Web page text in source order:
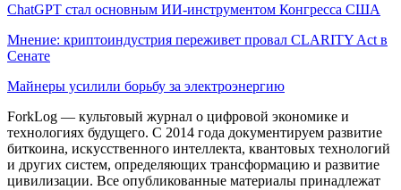
ChatGPT стал основным ИИ-инструментом Конгресса США
Мнение: криптоиндустрия переживет провал CLARITY Act в
Сенате
Майнеры усилили борьбу за электроэнергию
ForkLog — культовый журнал о цифровой экономике и
технологиях будущего. С 2014 года документируем развитие
биткоина, искусственного интеллекта, квантовых технологий
и других систем, определяющих трансформацию и развитие
цивилизации. Все опубликованные материалы принадлежат